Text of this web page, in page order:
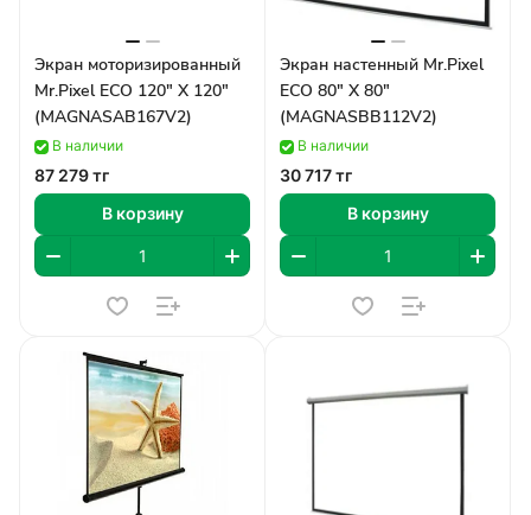
Экран моторизированный
Mr.Pixel ECO 120" X 120"
(MAGNASAB167V2)
В наличии
87 279 тг
В корзину
Экран настенный Mr.Pixel
ECO 80" X 80"
(MAGNASBB112V2)
В наличии
30 717 тг
В корзину